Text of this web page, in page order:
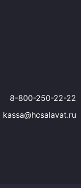
8-800-250-22-22
kassa@hcsalavat.ru